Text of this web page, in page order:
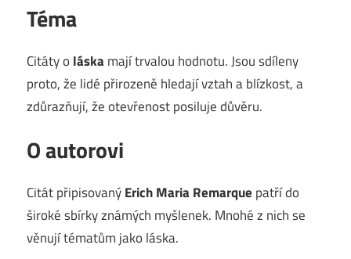
Téma
Citáty o láska mají trvalou hodnotu. Jsou sdíleny
proto, že lidé přirozeně hledají vztah a blízkost, a
zdůrazňují, že otevřenost posiluje důvěru.
O autorovi
Citát připisovanýErich Maria Remarque patří do
široké sbírky známých myšlenek. Mnohé z nich se
věnují tématům jako láska.